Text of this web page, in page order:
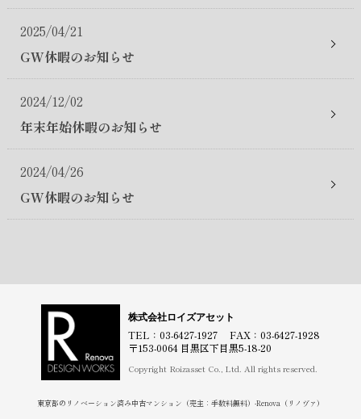
東京都のリノベーション済み中古マンション（売主：手数料無料）-Renova（リノヴァ）
2025/04/21
GW休暇のお知らせ
2024/12/02
年末年始休暇のお知らせ
2024/04/26
GW休暇のお知らせ
株式会社ロイズアセット
TEL：03-6427-1927 FAX：03-6427-1928
〒153-0064 目黒区下目黒5-18-20
Copyright Roizasset Co., Ltd. All rights reserved.